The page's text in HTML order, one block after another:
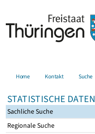
Home Kontakt Suche
STATISTISCHE DATEN
Sachliche Suche
Regionale Suche